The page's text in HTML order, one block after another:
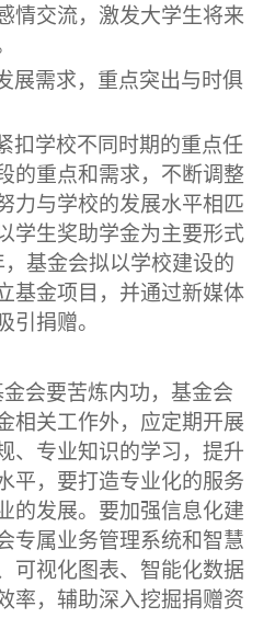
情交流，激发大学生将来
展需求，重点突出与时俱
扣学校不同时期的重点任
的重点和需求，不断调整
力与学校的发展水平相匹
学生奖助学金为主要形式
，基金会拟以学校建设的
基金项目，并通过新媒体
引捐赠。
会要苦炼内功，基金会
相关工作外，应定期开展
、专业知识的学习，提升
平，要打造专业化的服务
的发展。要加强信息化建
专属业务管理系统和智慧
可视化图表、智能化数据
率，辅助深入挖掘捐赠资